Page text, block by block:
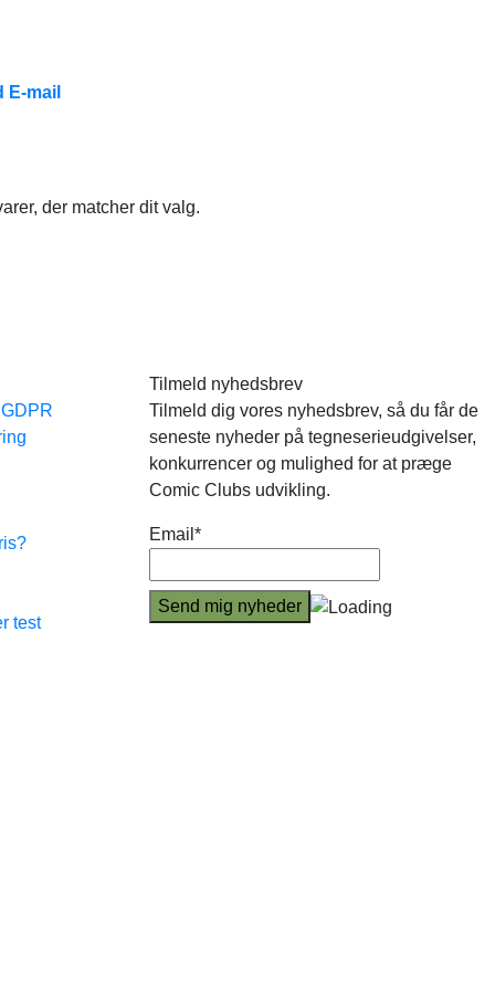
E-mail
der matcher dit valg.
test
Tilmeld nyhedsbrev
Tilmeld dig vores nyhedsbrev, så du får de
seneste nyheder på tegneserieudgivelser,
konkurrencer og mulighed for at præge
Comic Clubs udvikling.
Email*